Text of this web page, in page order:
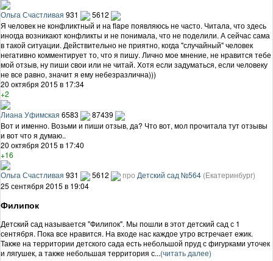
Ольга Счастливая 931
5612
Я человек не конфликтный и на flapе появляюсь не часто. Читала, что здесь
иногда возникают конфликты и не понимала, что не поделили. А сейчас сама
в такой ситуации. Действительно не приятно, когда "случайный" человек
негативно комментирует то, что я пишу. Лично мое мнение, не нравится тебе
мой отзыв, ну пиши свои или не читай. Хотя если задуматься, если человеку
не все равно, значит я ему небезразлична)))
20 октября 2015 в 17:34
+2
Лиана Уфимская 6583
87439
Вот и именно. Возьми и пиши отзыв, да? Что вот, мол прочитала тут отзывы
и вот что я думаю..
20 октября 2015 в 17:40
+16
Ольга Счастливая 931 5612 про Детский сад №564 (Екатеринбург)
25 сентября 2015 в 19:04
Филипок
Детский сад называется "Филипок". Мы пошли в этот детский сад с 1
сентября. Пока все нравится. На входе нас каждое утро встречает ежик.
Также на территории детского сада есть небольшой пруд с фигурками уточек
и лягушек, а также небольшая территория с...(читать далее)